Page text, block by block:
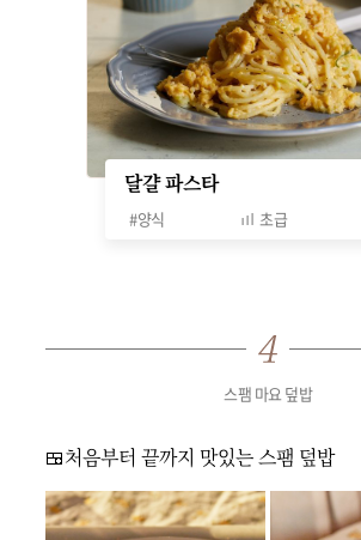
달걀 파스타
#양식 초급
스팸 마요 덮밥
🍱처음부터 끝까지 맛있는 스팸 덮밥